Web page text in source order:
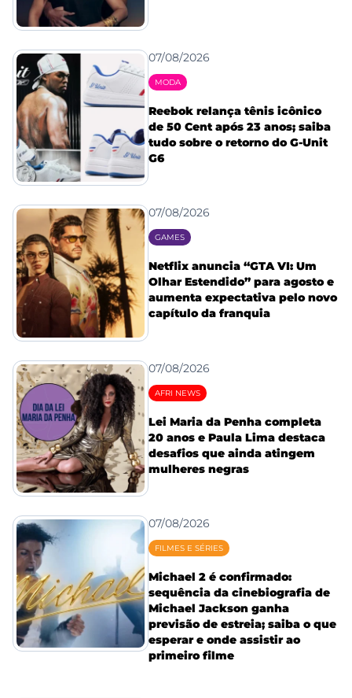
07/08/2026
MODA
Reebok relança tênis icônico
de 50 Cent após 23 anos; saiba
tudo sobre o retorno do G-Unit
G6
07/08/2026
GAMES
Netflix anuncia “GTA VI: Um
Olhar Estendido” para agosto e
aumenta expectativa pelo novo
capítulo da franquia
07/08/2026
AFRI NEWS
Lei Maria da Penha completa
20 anos e Paula Lima destaca
desafios que ainda atingem
mulheres negras
07/08/2026
FILMES E SÉRIES
Michael 2 é confirmado:
sequência da cinebiografia de
Michael Jackson ganha
previsão de estreia; saiba o que
esperar e onde assistir ao
primeiro filme